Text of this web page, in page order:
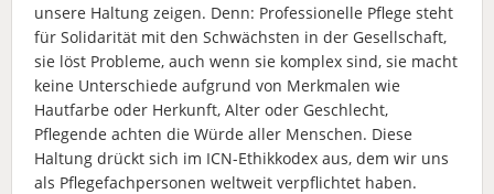
unsere Haltung zeigen. Denn: Professionelle Pflege steht
für Solidarität mit den Schwächsten in der Gesellschaft,
sie löst Probleme, auch wenn sie komplex sind, sie macht
keine Unterschiede aufgrund von Merkmalen wie
Hautfarbe oder Herkunft, Alter oder Geschlecht,
Pflegende achten die Würde aller Menschen. Diese
Haltung drückt sich im ICN-Ethikkodex aus, dem wir uns
als Pflegefachpersonen weltweit verpflichtet haben.